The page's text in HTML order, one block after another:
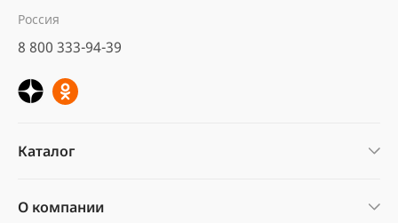
Россия
8 800 333-94-39
Каталог
О компании